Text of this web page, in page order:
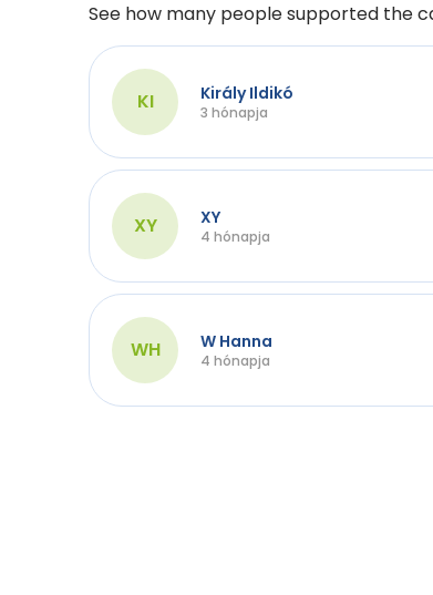
See how many people supported the
KI Király Ildikó
3 hónapja
XY XY
4 hónapja
WH W Hanna
4 hónapja